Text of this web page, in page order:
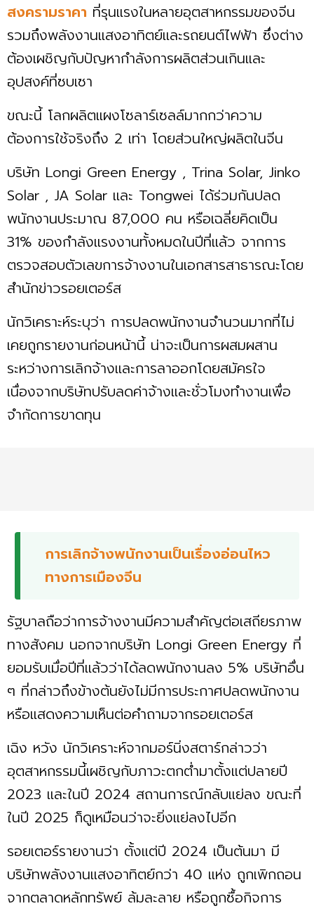
สงครามราคา ที่รุนแรงในหลายอุตสาหกรรมของจีน
รวมถึงพลังงานแสงอาทิตย์และรถยนต์ไฟฟ้า ซึ่งต่าง
ต้องเผชิญกับปัญหากำลังการผลิตส่วนเกินและ
อุปสงค์ที่ซบเซา
ขณะนี้ โลกผลิตแผงโซลาร์เซลล์มากกว่าความ
ต้องการใช้จริงถึง 2 เท่า โดยส่วนใหญ่ผลิตในจีน
บริษัท Longi Green Energy , Trina Solar, Jinko
Solar , JA Solar และ Tongwei ได้ร่วมกันปลด
พนักงานประมาณ 87,000 คน หรือเฉลี่ยคิดเป็น
31% ของกำลังแรงงานทั้งหมดในปีที่แล้ว จากการ
ตรวจสอบตัวเลขการจ้างงานในเอกสารสาธารณะโดย
สำนักข่าวรอยเตอร์ส
นักวิเคราะห์ระบุว่า การปลดพนักงานจำนวนมากที่ไม่
เคยถูกรายงานก่อนหน้านี้ น่าจะเป็นการผสมผสาน
ระหว่างการเลิกจ้างและการลาออกโดยสมัครใจ
เนื่องจากบริษัทปรับลดค่าจ้างและชั่วโมงทำงานเพื่อ
จำกัดการขาดทุน
การเลิกจ้างพนักงานเป็นเรื่องอ่อนไหว
ทางการเมืองจีน
รัฐบาลถือว่าการจ้างงานมีความสำคัญต่อเสถียรภาพ
ทางสังคม นอกจากบริษัท Longi Green Energy ที่
ยอมรับเมื่อปีที่แล้วว่าได้ลดพนักงานลง 5% บริษัทอื่น
ๆ ที่กล่าวถึงข้างต้นยังไม่มีการประกาศปลดพนักงาน
หรือแสดงความเห็นต่อคำถามจากรอยเตอร์ส
เฉิง หวัง นักวิเคราะห์จากมอร์นิ่งสตาร์กล่าวว่า
อุตสาหกรรมนี้เผชิญกับภาวะตกต่ำมาตั้งแต่ปลายปี
2023 เเละในปี 2024 สถานการณ์กลับแย่ลง ขณะที่
ในปี 2025 ก็ดูเหมือนว่าจะยิ่งแย่ลงไปอีก
รอยเตอร์รายงานว่า ตั้งแต่ปี 2024 เป็นต้นมา มี
บริษัทพลังงานแสงอาทิตย์กว่า 40 แห่ง ถูกเพิกถอน
จากตลาดหลักทรัพย์ ล้มละลาย หรือถูกซื้อกิจการ